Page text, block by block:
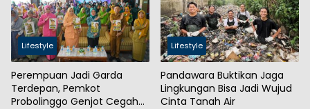
Lifestyle
Perempuan Jadi Garda
Terdepan, Pemkot
Probolinggo Genjot Cegah
Lifestyle
Pandawara Buktikan Jaga
Lingkungan Bisa Jadi Wujud
Cinta Tanah Air